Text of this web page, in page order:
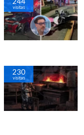
visitas
230
visitas